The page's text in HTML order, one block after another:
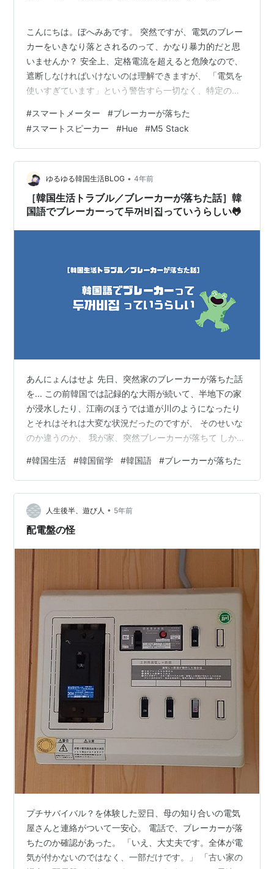
こんにちは。ぼへみあです。 突然ですが、電気のブレー
カーをいきなり落とされるのって、かなり暴力的だと思
いませんか？ 安全上、定格電流を超えると危険なので、
遮断しなければいけないのは理解できますが、 「電気を
使いすぎています」という警告すら一切なく、特定の家
れるというのは、やりすぎだと思うのです。 昔の家電な
ら良くても、今の情報家電では、PCやハードディスクの
書き込み中に電源を落とされると、ソフトウェア的に死
ぬこともあります。 将棋のマスク反則負けでも、一度の
警告すらなくすぐに反則負けにされたことが不服だと聞
きましたが 電気のブレーカーも、何の…
#スマートメーター #ブレーカーが落ちた
#スマートスピーカー #Hue #M5 Stack
ゆるゆる韓国生活BLOG • 4年前
［韓国生活トラブル／ブレーカーが落ちた話］韓
国語でブレーカーって두꺼비집っていうらしい🐸
あんにょんはせよ 先日、突然家のブレーカーが落ちた話
を... この前韓国では記録的な大雨が続いて、半地下の家
が浸水したり、江南のほうでは道が川のようになったり
とそれはそれは大変な状況だったのですが、 そのせいな
のか違うのか、 我が家、突然ブレーカーが落ちて しかも
右のレバーが下がっている 一番右の「전등」が下がって
いて、押しても上がらない😨 この時夜中の1時近く...どう
しようどうしようと思って家の中を見回したら、あれ、
でもコンセントは生きている。 ブレーカーのもとが落ち
たわけではなく、電灯の部分だけが落ちていて、전열1, 2
#韓国生活 #韓国留学 #韓国語 #ブレーカーが落ちた
人生後半、遊び人 • 5年前
配電盤の怪
プチサバイバル？を体験した翌日、母の知り合いの電気
屋さんと連絡がついて一安心。 電話で、ブレーカーが落
ちたのか確認があった。 「いえ、大丈夫です。全体が電
気が付かないのではなく、一部だけです。」 「古い家の